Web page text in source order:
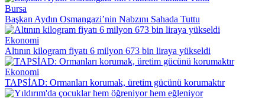
Bursa
Başkan Aydın Osmangazi’nin Nabzını Sahada Tuttu
Ekonomi
Altının kilogram fiyatı 6 milyon 673 bin liraya yükseldi
Ekonomi
TAPSİAD: Ormanları korumak, üretim gücünü korumaktır